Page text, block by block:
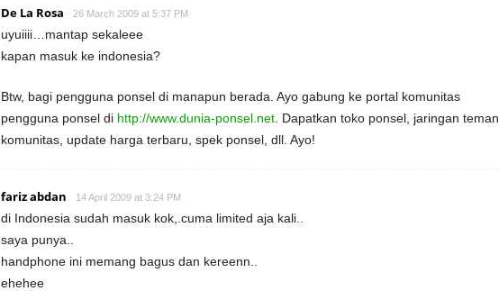
De La Rosa 26 March 2009 at 5:37 PM
uyuiiii…mantap sekaleee
kapan masuk ke indonesia?
Btw, bagi pengguna ponsel di manapun berada. Ayo gabung ke portal komunitas
pengguna ponsel di http://www.dunia-ponsel.net. Dapatkan toko ponsel, jaringan teman,
komunitas, update harga terbaru, spek ponsel, dll. Ayo!
fariz abdan 14 April 2009 at 3:24 PM
di Indonesia sudah masuk kok,.cuma limited aja kali..
saya punya..
handphone ini memang bagus dan kereenn..
ehehee